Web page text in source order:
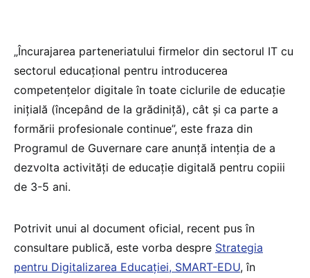
„Încurajarea parteneriatului firmelor din sectorul IT cu
sectorul educațional pentru introducerea
competențelor digitale în toate ciclurile de educație
inițială (începând de la grădiniță), cât și ca parte a
formării profesionale continue”, este fraza din
Programul de Guvernare care anunță intenția de a
dezvolta activități de educație digitală pentru copiii
de 3-5 ani.
Potrivit unui al document oficial, recent pus în
consultare publică, este vorba despre Strategia
pentru Digitalizarea Educației, SMART-EDU, în